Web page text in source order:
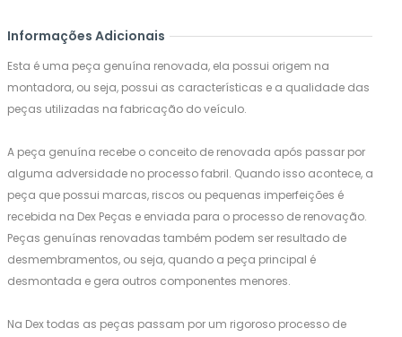
Informações Adicionais
Esta é uma peça genuína renovada, ela possui origem na
montadora, ou seja, possui as características e a qualidade das
peças utilizadas na fabricação do veículo.
A peça genuína recebe o conceito de renovada após passar por
alguma adversidade no processo fabril. Quando isso acontece, a
peça que possui marcas, riscos ou pequenas imperfeições é
recebida na Dex Peças e enviada para o processo de renovação.
Peças genuínas renovadas também podem ser resultado de
desmembramentos, ou seja, quando a peça principal é
desmontada e gera outros componentes menores.
Na Dex todas as peças passam por um rigoroso processo de